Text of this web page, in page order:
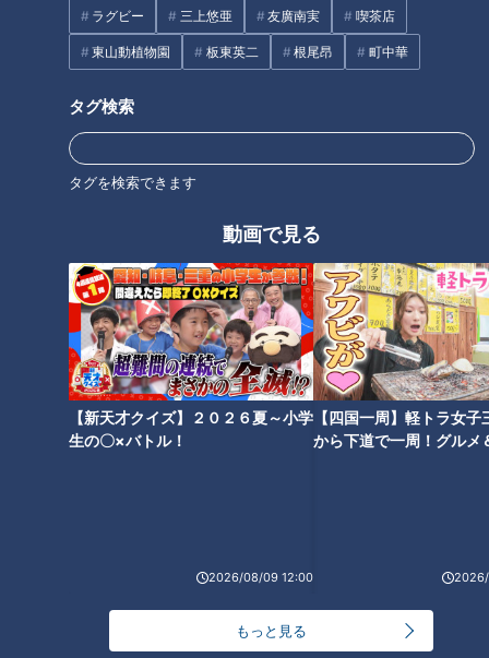
ラグビー 三上悠亜 友廣南実 喫茶店
東山動植物園 板東英二 根尾昂 町中華
タグ検索
タグを検索できます
動画で見る
【新天才クイズ】２０２６夏～小学
生の〇×バトル！
2026/08/09 12:00
【四国一周】軽トラ女子
から下道で一周！グルメ
もっと見る
「赤えびの中華刺身・えび殻ス
ープ」の作り方【キユーピー３
「たこときのこの紅しょうが磯
辺天」の作り方【キユーピー３
分クッキング】
「豚バラの肉汁つけうどん」の
作り方【キユーピー３分クッキ
ング】
「スパイシーカレーナポリタ